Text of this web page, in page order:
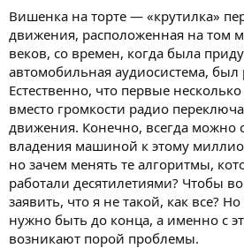
Вишенка на торте — «крутилка»
движения, расположенная на том
веков, со времен, когда была
автомобильная аудиосистема, был
Естественно, что первые
вместо громкости радио
движения. Конечно, всегда можно
владения машиной к этому
но зачем менять те алгоритмы,
работали десятилетиями? Чтобы
заявить, что я не такой, как все?
нужно быть до конца, а именно с
возникают порой проблемы.